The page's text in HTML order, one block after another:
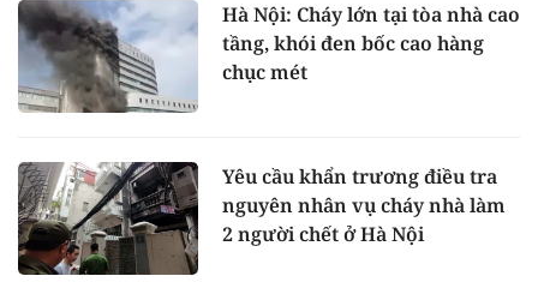
Hà Nội: Cháy lớn tại tòa nhà cao
tầng, khói đen bốc cao hàng
chục mét
Yêu cầu khẩn trương điều tra
nguyên nhân vụ cháy nhà làm
2 người chết ở Hà Nội